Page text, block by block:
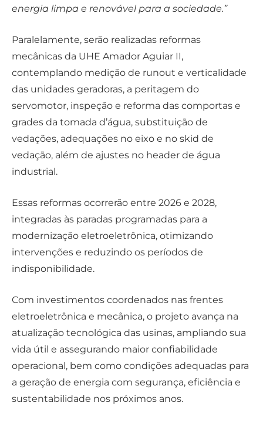
energia limpa e renovável para a sociedade.”
Paralelamente, serão realizadas reformas
mecânicas da UHE Amador Aguiar II,
contemplando medição de runout e verticalidade
das unidades geradoras, a peritagem do
servomotor, inspeção e reforma das comportas e
grades da tomada d’água, substituição de
vedações, adequações no eixo e no skid de
vedação, além de ajustes no header de água
industrial.
Essas reformas ocorrerão entre 2026 e 2028,
integradas às paradas programadas para a
modernização eletroeletrônica, otimizando
intervenções e reduzindo os períodos de
indisponibilidade.
Com investimentos coordenados nas frentes
eletroeletrônica e mecânica, o projeto avança na
atualização tecnológica das usinas, ampliando sua
vida útil e assegurando maior confiabilidade
operacional, bem como condições adequadas para
a geração de energia com segurança, eficiência e
sustentabilidade nos próximos anos.